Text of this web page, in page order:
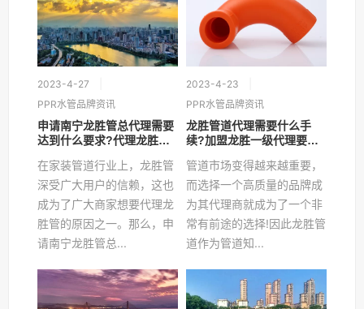
2023-4-27
PPR水管品牌资讯
申请南宁龙胜管总代理需要
达到什么要求?代理龙胜怎
在家装管道行业上，龙胜管
深受广大用户的信赖，这也
成为了广大商家想要代理龙
胜管的原因之一。那么，申
请南宁龙胜管总...
2023-4-23
PPR水管品牌资讯
龙胜管道代理需要什么手
续?加盟龙胜一级代理要什
管道市场变得越来越重要，
而选择一个高质量的品牌成
为其代理商就成为了一个非
常有前途的选择!因此龙胜管
道作为管道知...